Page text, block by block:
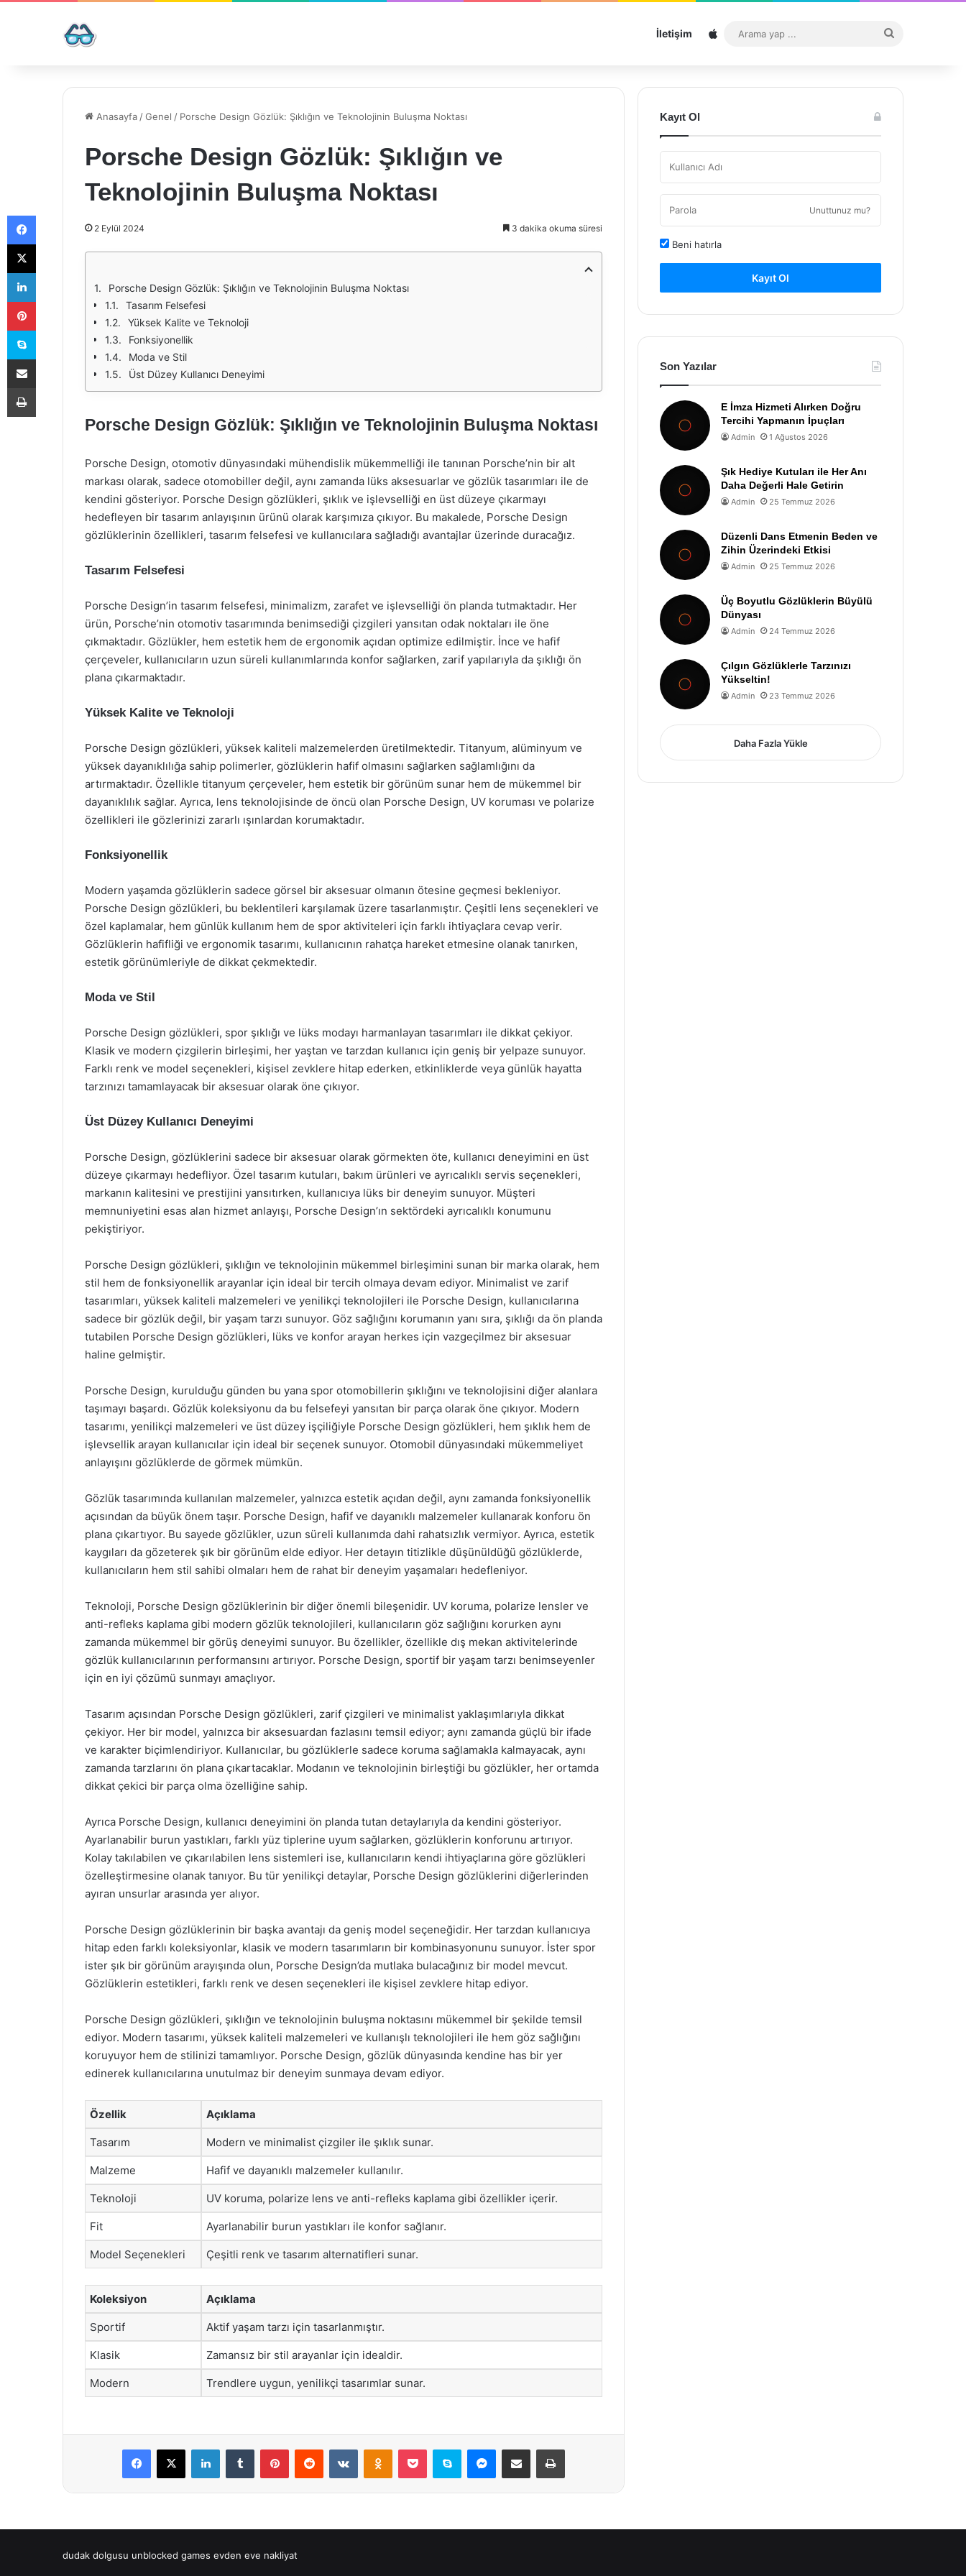
İletişim Sitemap
...
Anasayfa /Genel / Porsche Design Gözlük: Şıklığın ve Teknolojinin Buluşma Noktası
Porsche Design Gözlük: Şıklığın ve
Teknolojinin Buluşma Noktası
2 Eylül 2024 3 dakika okuma süresi
Porsche Design Gözlük: Şıklığın ve Teknolojinin Buluşma Noktası
Tasarım Felsefesi
Yüksek Kalite ve Teknoloji
Fonksiyonellik
Moda ve Stil
Üst Düzey Kullanıcı Deneyimi
Porsche Design Gözlük: Şıklığın ve Teknolojinin Buluşma Noktası
Porsche Design, otomotiv dünyasındaki mühendislik mükemmelliği ile tanınan Porsche’nin bir alt
markası olarak, sadece otomobiller değil, aynı zamanda lüks aksesuarlar ve gözlük tasarımları ile de
kendini gösteriyor. Porsche Design gözlükleri, şıklık ve işlevselliği en üst düzeye çıkarmayı
hedefleyen bir tasarım anlayışının ürünü olarak karşımıza çıkıyor. Bu makalede, Porsche Design
gözlüklerinin özellikleri, tasarım felsefesi ve kullanıcılara sağladığı avantajlar üzerinde duracağız.
Tasarım Felsefesi
Porsche Design’in tasarım felsefesi, minimalizm, zarafet ve işlevselliği ön planda tutmaktadır. Her
ürün, Porsche’nin otomotiv tasarımında benimsediği çizgileri yansıtan odak noktaları ile öne
çıkmaktadır. Gözlükler, hem estetik hem de ergonomik açıdan optimize edilmiştir. İnce ve hafif
çerçeveler, kullanıcıların uzun süreli kullanımlarında konfor sağlarken, zarif yapılarıyla da şıklığı ön
plana çıkarmaktadır.
Yüksek Kalite ve Teknoloji
Porsche Design gözlükleri, yüksek kaliteli malzemelerden üretilmektedir. Titanyum, alüminyum ve
yüksek dayanıklılığa sahip polimerler, gözlüklerin hafif olmasını sağlarken sağlamlığını da
artırmaktadır. Özellikle titanyum çerçeveler, hem estetik bir görünüm sunar hem de mükemmel bir
dayanıklılık sağlar. Ayrıca, lens teknolojisinde de öncü olan Porsche Design, UV koruması ve polarize
özellikleri ile gözlerinizi zararlı ışınlardan korumaktadır.
Fonksiyonellik
Modern yaşamda gözlüklerin sadece görsel bir aksesuar olmanın ötesine geçmesi bekleniyor.
Porsche Design gözlükleri, bu beklentileri karşılamak üzere tasarlanmıştır. Çeşitli lens seçenekleri ve
özel kaplamalar, hem günlük kullanım hem de spor aktiviteleri için farklı ihtiyaçlara cevap verir.
Gözlüklerin hafifliği ve ergonomik tasarımı, kullanıcının rahatça hareket etmesine olanak tanırken,
estetik görünümleriyle de dikkat çekmektedir.
Moda ve Stil
Porsche Design gözlükleri, spor şıklığı ve lüks modayı harmanlayan tasarımları ile dikkat çekiyor.
Klasik ve modern çizgilerin birleşimi, her yaştan ve tarzdan kullanıcı için geniş bir yelpaze sunuyor.
Farklı renk ve model seçenekleri, kişisel zevklere hitap ederken, etkinliklerde veya günlük hayatta
tarzınızı tamamlayacak bir aksesuar olarak öne çıkıyor.
Üst Düzey Kullanıcı Deneyimi
Porsche Design, gözlüklerini sadece bir aksesuar olarak görmekten öte, kullanıcı deneyimini en üst
düzeye çıkarmayı hedefliyor. Özel tasarım kutuları, bakım ürünleri ve ayrıcalıklı servis seçenekleri,
markanın kalitesini ve prestijini yansıtırken, kullanıcıya lüks bir deneyim sunuyor. Müşteri
memnuniyetini esas alan hizmet anlayışı, Porsche Design’ın sektördeki ayrıcalıklı konumunu
pekiştiriyor.
Porsche Design gözlükleri, şıklığın ve teknolojinin mükemmel birleşimini sunan bir marka olarak, hem
stil hem de fonksiyonellik arayanlar için ideal bir tercih olmaya devam ediyor. Minimalist ve zarif
tasarımları, yüksek kaliteli malzemeleri ve yenilikçi teknolojileri ile Porsche Design, kullanıcılarına
sadece bir gözlük değil, bir yaşam tarzı sunuyor. Göz sağlığını korumanın yanı sıra, şıklığı da ön planda
tutabilen Porsche Design gözlükleri, lüks ve konfor arayan herkes için vazgeçilmez bir aksesuar
haline gelmiştir.
Porsche Design, kurulduğu günden bu yana spor otomobillerin şıklığını ve teknolojisini diğer alanlara
taşımayı başardı. Gözlük koleksiyonu da bu felsefeyi yansıtan bir parça olarak öne çıkıyor. Modern
tasarımı, yenilikçi malzemeleri ve üst düzey işçiliğiyle Porsche Design gözlükleri, hem şıklık hem de
işlevsellik arayan kullanıcılar için ideal bir seçenek sunuyor. Otomobil dünyasındaki mükemmeliyet
anlayışını gözlüklerde de görmek mümkün.
Gözlük tasarımında kullanılan malzemeler, yalnızca estetik açıdan değil, aynı zamanda fonksiyonellik
açısından da büyük önem taşır. Porsche Design, hafif ve dayanıklı malzemeler kullanarak konforu ön
plana çıkartıyor. Bu sayede gözlükler, uzun süreli kullanımda dahi rahatsızlık vermiyor. Ayrıca, estetik
kaygıları da gözeterek şık bir görünüm elde ediyor. Her detayın titizlikle düşünüldüğü gözlüklerde,
kullanıcıların hem stil sahibi olmaları hem de rahat bir deneyim yaşamaları hedefleniyor.
Teknoloji, Porsche Design gözlüklerinin bir diğer önemli bileşenidir. UV koruma, polarize lensler ve
anti-refleks kaplama gibi modern gözlük teknolojileri, kullanıcıların göz sağlığını korurken aynı
zamanda mükemmel bir görüş deneyimi sunuyor. Bu özellikler, özellikle dış mekan aktivitelerinde
gözlük kullanıcılarının performansını artırıyor. Porsche Design, sportif bir yaşam tarzı benimseyenler
için en iyi çözümü sunmayı amaçlıyor.
Tasarım açısından Porsche Design gözlükleri, zarif çizgileri ve minimalist yaklaşımlarıyla dikkat
çekiyor. Her bir model, yalnızca bir aksesuardan fazlasını temsil ediyor; aynı zamanda güçlü bir ifade
ve karakter biçimlendiriyor. Kullanıcılar, bu gözlüklerle sadece koruma sağlamakla kalmayacak, aynı
zamanda tarzlarını ön plana çıkartacaklar. Modanın ve teknolojinin birleştiği bu gözlükler, her ortamda
dikkat çekici bir parça olma özelliğine sahip.
Ayrıca Porsche Design, kullanıcı deneyimini ön planda tutan detaylarıyla da kendini gösteriyor.
Ayarlanabilir burun yastıkları, farklı yüz tiplerine uyum sağlarken, gözlüklerin konforunu artırıyor.
Kolay takılabilen ve çıkarılabilen lens sistemleri ise, kullanıcıların kendi ihtiyaçlarına göre gözlükleri
özelleştirmesine olanak tanıyor. Bu tür yenilikçi detaylar, Porsche Design gözlüklerini diğerlerinden
ayıran unsurlar arasında yer alıyor.
Porsche Design gözlüklerinin bir başka avantajı da geniş model seçeneğidir. Her tarzdan kullanıcıya
hitap eden farklı koleksiyonlar, klasik ve modern tasarımların bir kombinasyonunu sunuyor. İster spor
ister şık bir görünüm arayışında olun, Porsche Design’da mutlaka bulacağınız bir model mevcut.
Gözlüklerin estetikleri, farklı renk ve desen seçenekleri ile kişisel zevklere hitap ediyor.
Porsche Design gözlükleri, şıklığın ve teknolojinin buluşma noktasını mükemmel bir şekilde temsil
ediyor. Modern tasarımı, yüksek kaliteli malzemeleri ve kullanışlı teknolojileri ile hem göz sağlığını
koruyuyor hem de stilinizi tamamlıyor. Porsche Design, gözlük dünyasında kendine has bir yer
edinerek kullanıcılarına unutulmaz bir deneyim sunmaya devam ediyor.
Özellik Açıklama
Tasarım Modern ve minimalist çizgiler ile şıklık sunar.
Malzeme Hafif ve dayanıklı malzemeler kullanılır.
Teknoloji UV koruma, polarize lens ve anti-refleks kaplama gibi özellikler içerir.
Fit Ayarlanabilir burun yastıkları ile konfor sağlanır.
Model Seçenekleri Çeşitli renk ve tasarım alternatifleri sunar.
Koleksiyon Açıklama
Sportif Aktif yaşam tarzı için tasarlanmıştır.
Klasik Zamansız bir stil arayanlar için idealdir.
Modern Trendlere uygun, yenilikçi tasarımlar sunar.
Facebook
X LinkedInTumblr PinterestReddit VKontakteOdnoklassniki
Pocket Skype Messenger
E-Posta ile paylaş Yazdır
Kayıt Ol
Unuttunuz mu?
Beni hatırla
Kayıt Ol
Son Yazılar
E İmza Hizmeti Alırken Doğru
Tercihi Yapmanın İpuçları
Admin 1 Ağustos 2026
Şık Hediye Kutuları ile Her Anı
Daha Değerli Hale Getirin
Admin 25 Temmuz 2026
Düzenli Dans Etmenin Beden ve
Zihin Üzerindeki Etkisi
Admin 25 Temmuz 2026
Üç Boyutlu Gözlüklerin Büyülü
Dünyası
Admin 24 Temmuz 2026
Çılgın Gözlüklerle Tarzınızı
Yükseltin!
Admin 23 Temmuz 2026
Daha Fazla Yükle
dudak dolgusu unblocked games evden eve nakliyat
Facebook
X
LinkedIn
Pinterest
Skype
E-Posta ile paylaş